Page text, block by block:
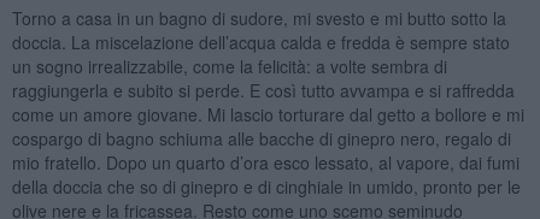
Torno a casa in un bagno di sudore, mi svesto e mi butto sotto la
doccia. La miscelazione dell’acqua calda e fredda è sempre stato
un sogno irrealizzabile, come la felicità: a volte sembra di
raggiungerla e subito si perde. E così tutto avvampa e si raffredda
come un amore giovane. Mi lascio torturare dal getto a bollore e mi
cospargo di bagno schiuma alle bacche di ginepro nero, regalo di
mio fratello. Dopo un quarto d’ora esco lessato, al vapore, dai fumi
della doccia che so di ginepro e di cinghiale in umido, pronto per le
olive nere e la fricassea. Resto come uno scemo seminudo